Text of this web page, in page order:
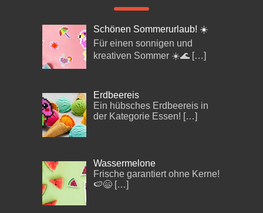
Schönen Sommerurlaub! ☀️
Für einen sonnigen und
kreativen Sommer ☀️🌊 […]
Erdbeereis
Ein hübsches Erdbeereis in
der Kategorie Essen! […]
Wassermelone
Frische garantiert ohne Kerne!
🍉😄 […]